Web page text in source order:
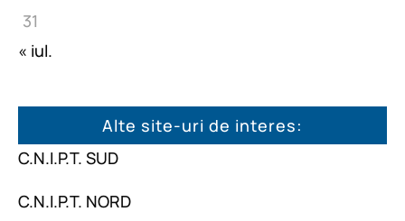
31
« iul.
Alte site-uri de interes:
C.N.I.P.T. SUD
C.N.I.P.T. NORD